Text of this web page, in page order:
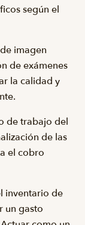
según el
imagen
de exámenes
la calidad y
de trabajo del
de las
el cobro
inventario de
un gasto